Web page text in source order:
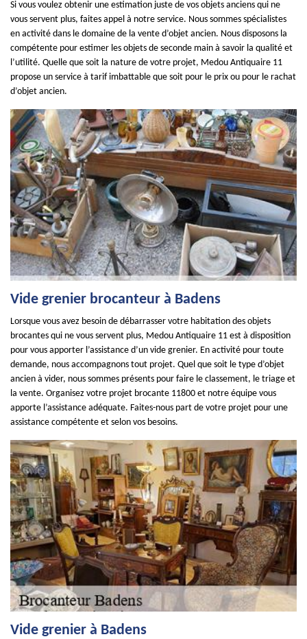
Si vous voulez obtenir une estimation juste de vos objets anciens qui ne
vous servent plus, faites appel à notre service. Nous sommes spécialistes
en activité dans le domaine de la vente d’objet ancien. Nous disposons la
compétente pour estimer les objets de seconde main à savoir la qualité et
l’utilité. Quelle que soit la nature de votre projet, Medou Antiquaire 11
propose un service à tarif imbattable que soit pour le prix ou pour le rachat
d’objet ancien.
Vide grenier brocanteur à Badens
Lorsque vous avez besoin de débarrasser votre habitation des objets
brocantes qui ne vous servent plus, Medou Antiquaire 11 est à disposition
pour vous apporter l’assistance d’un vide grenier. En activité pour toute
demande, nous accompagnons tout projet. Quel que soit le type d’objet
ancien à vider, nous sommes présents pour faire le classement, le triage et
la vente. Organisez votre projet brocante 11800 et notre équipe vous
apporte l’assistance adéquate. Faites-nous part de votre projet pour une
assistance compétente et selon vos besoins.
Vide grenier à Badens